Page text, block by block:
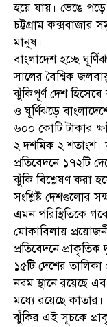
হয়ে যায়। ভেঙে পড়ে
চট্টগ্রাম কক্সবাজার
মানুষ।
বাংলাদেশ হচ্ছে
সালের বৈশ্বিক
ঝুঁকিপূর্ণ দেশ হিসেবে
ও ঘূর্ণিঝড়ে
৬০০ কোটি টাকার
২ দশমিক ২ শতাংশ।
প্রতিবেদনে ১৭২টি
ঝুঁকি বিশ্লেষণ করা
সংশ্লিষ্ট দেশগুলোর
এমন পরিস্থিতিকে
মোকাবিলায়
প্রতিবেদনে প্রাকৃতিক
১৫টি দেশের
নবম স্থানে রয়েছে
মধ্যে রয়েছে কাতার।
ঝুঁকির এই সূচকে